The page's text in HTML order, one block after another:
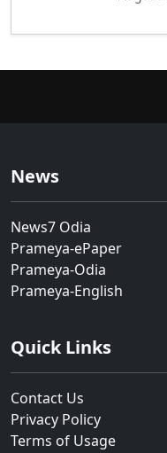
News
News7 Odia
Prameya-ePaper
Prameya-Odia
Prameya-English
Quick Links
Contact Us
Privacy Policy
Terms of Usage